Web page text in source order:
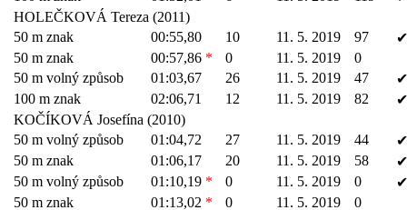
HOLEČKOVÁ Tereza (2011)
50 m znak
00:55,80 10 11. 5. 2019 97
✔
50 m znak
00:57,86 * 0 11. 5. 2019
0
50 m volný způsob
01:03,67 26 11. 5. 2019 47
✔
100 m znak
02:06,71 12 11. 5. 2019 82
✔
KOČÍKOVÁ Josefína (2010)
50 m volný způsob
01:04,72 27 11. 5. 2019 44
✔
50 m znak
01:06,17 20 11. 5. 2019 58
✔
50 m volný způsob
01:10,19 * 0 11. 5. 2019 0
✔
50 m znak
01:13,02 * 0 11. 5. 2019
0